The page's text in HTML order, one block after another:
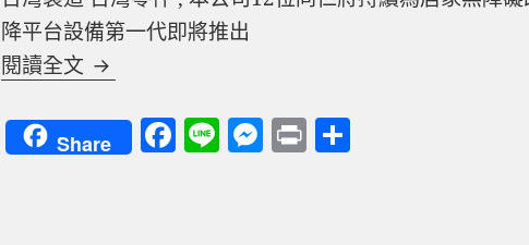
降平台設備第一代即將推出
閱讀全文 輪椅斜坡板L型轉彎 台北市
Share F Li M P